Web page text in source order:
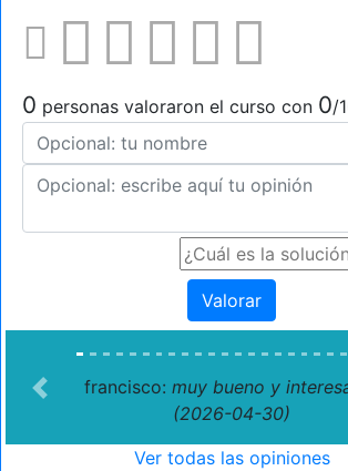
0 personas valoraron el curso con 0/
Valorar
francisco: muy bueno y
(2026-04-30)
Previous
Ver todas las opiniones